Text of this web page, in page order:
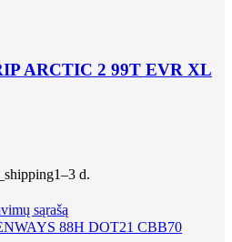
ARCTIC 2 99T EVR XL
1–3 d.
sąrašą